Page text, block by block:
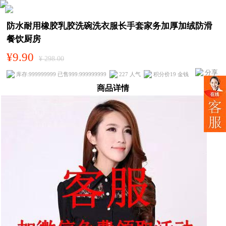
防水耐用橡胶乳胶洗碗洗衣服长手套家务加厚加绒防滑
餐饮厨房
分享
¥9.90 ¥ 298.00
库存:999999999 已售999:999999999 227 人气 积分价19 金钱
商品详情